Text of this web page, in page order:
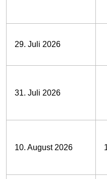
29. Juli 2026
31. Juli 2026
10. August 2026